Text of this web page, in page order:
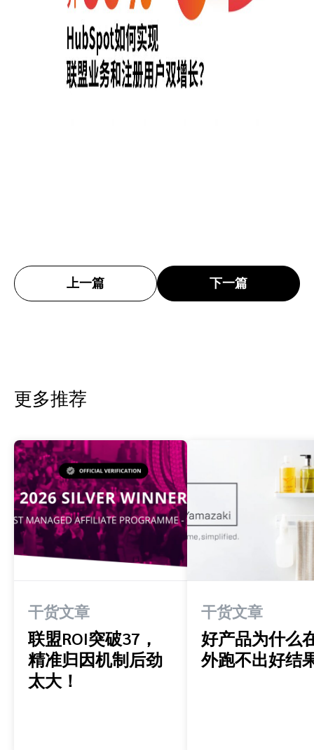
上一篇 下一篇
更多推荐
干货文章
联盟ROI突破37，
精准归因机制后劲
太大！
干货文章
好产品为什么
外跑不出好结